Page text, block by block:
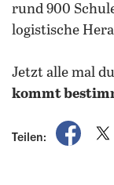
rund 900
logistische
Jetzt alle mal
kommt
Teilen:
auf